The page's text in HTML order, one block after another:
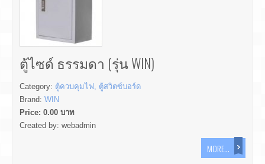
ตู้ไซด์ ธรรมดา (รุ่น WIN)
Category: ตู้ควบคุมไฟ, ตู้สวิตซ์บอร์ด
Brand: WIN
Price: 0.00 บาท
Created by: webadmin
MORE...